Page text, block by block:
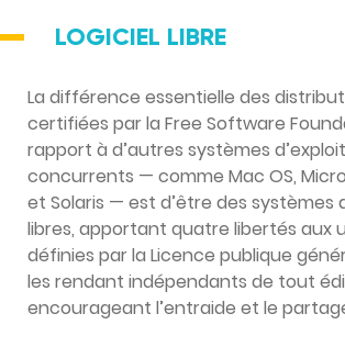
LOGICIEL LIBRE
La différence essentielle des
certifiées par la Free Software
rapport à d’autres systèmes
concurrents — comme Mac OS,
et Solaris — est d’être des systèmes
libres, apportant quatre libertés aux
définies par la Licence publique
les rendant indépendants de tout
encourageant l’entraide et le